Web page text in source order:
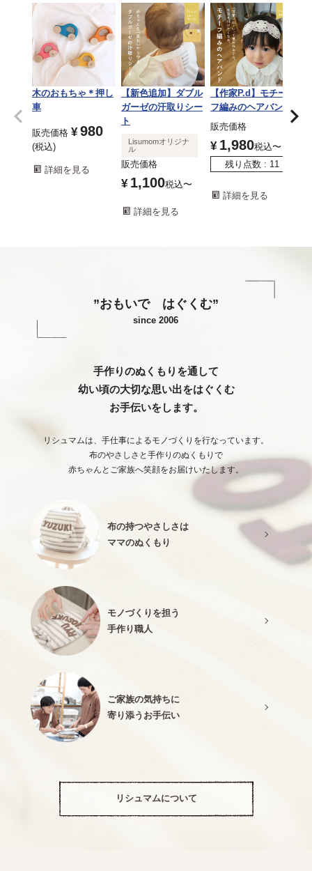
木のおもちゃ＊押し
車
販売価格 ¥ 980
税込
詳細を見る
【新色追加】ダブル
ガーゼの汗取りシー
ト
Lisumomオリジナ
ル
販売価格
¥ 1,100税込〜
詳細を見る
【作家P.d】モチー
フ編みのヘアバンド
販売価格
¥ 1,980税込〜
残り点数
11
詳細を見る
”おもいで はぐくむ”
since 2006
手作りのぬくもりを通して
幼い頃の大切な思い出をはぐくむ
お手伝いをします。
リシュマムは、手仕事によるモノづくりを行なっています。
布のやさしさと手作りのぬくもりで
赤ちゃんとご家族へ笑顔をお届けいたします。
布の持つやさしさは
ママのぬくもり
モノづくりを担う
手作り職人
ご家族の気持ちに
寄り添うお手伝い
リシュマムについて